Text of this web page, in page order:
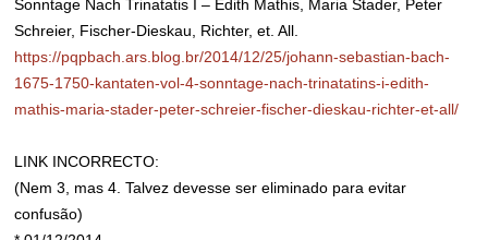
Sonntage Nach Trinatatis I – Edith Mathis, Maria Stader, Peter
Schreier, Fischer-Dieskau, Richter, et. All.
https://pqpbach.ars.blog.br/2014/12/25/johann-sebastian-bach-
1675-1750-kantaten-vol-4-sonntage-nach-trinatatins-i-edith-
mathis-maria-stader-peter-schreier-fischer-dieskau-richter-et-all/
LINK INCORRECTO:
(Nem 3, mas 4. Talvez devesse ser eliminado para evitar
confusão)